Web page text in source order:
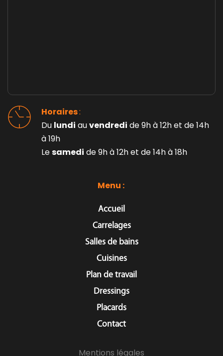
Menu :
Accueil
Carrelages
Salles de bains
Cuisines
Plan de travail
Dressings
Placards
Contact
Horaires :
Du lundi au vendredi de 9h à 12h et de 14h
à 19h
Le samedi de 9h à 12h et de 14h à 18h
Mentions légales